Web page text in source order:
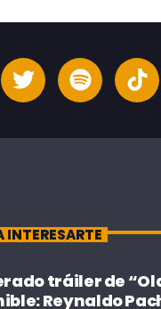
INTERESARTE
tráiler de
Reynaldo